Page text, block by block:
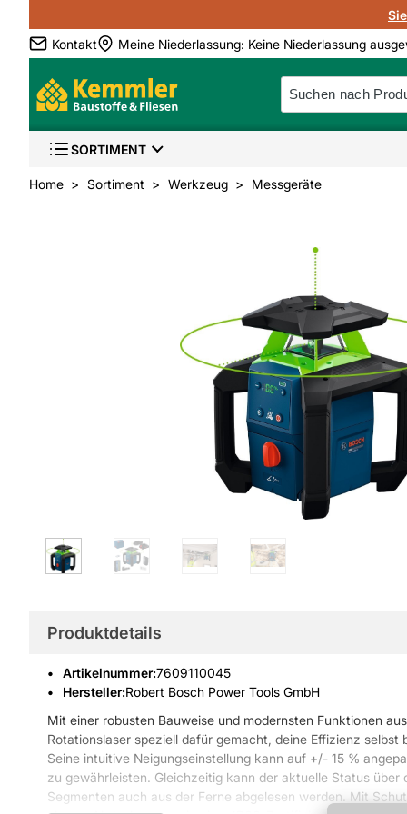
Kontakt
Meine Niederlassung: Keine Niederlassung
SORTIMENT
Home Sortiment Werkzeug Messgeräte
Produktdetails
Artikelnummer:7609110045
Hersteller:Robert Bosch Power Tools GmbH
Mit einer robusten Bauweise und modernsten Funktionen
Rotationslaser speziell dafür gemacht, deine Effizienz
Seine intuitive Neigungseinstellung kann auf +/- 15 %
zu gewährleisten. Gleichzeitig kann der aktuelle Status
Segmenten auch aus der Ferne abgelesen werden. Mit